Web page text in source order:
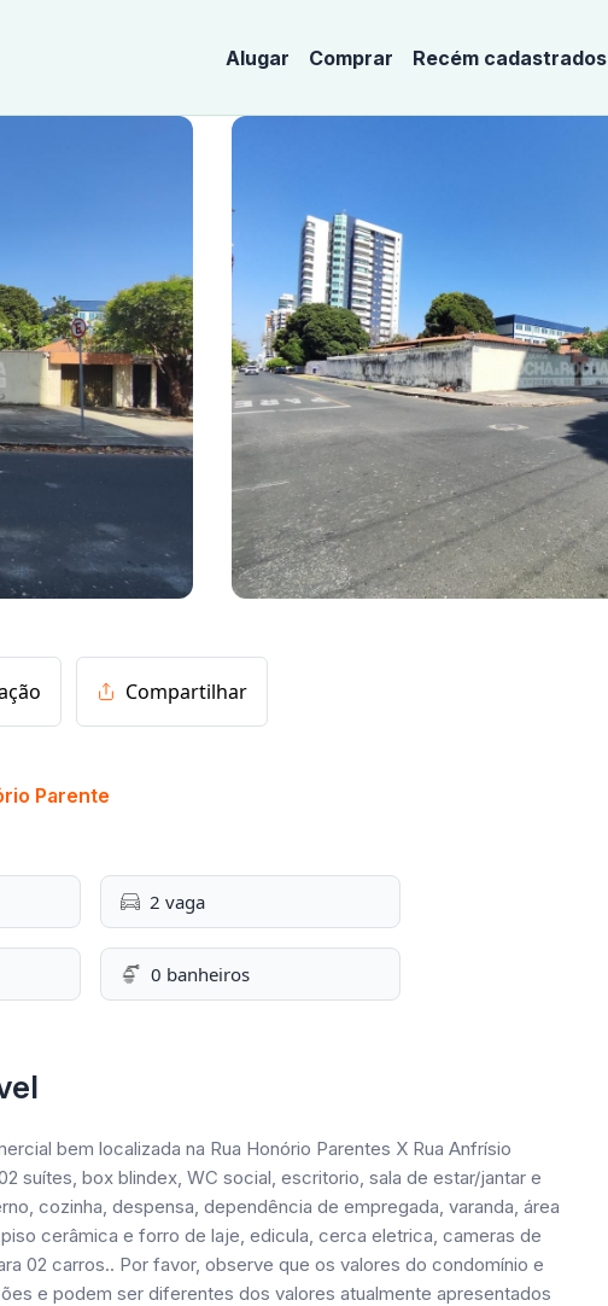
Alugar Comprar Recém cadastrados
Compartilhar
Parente
2 vaga
0 banheiros
bem localizada na Rua Honório Parentes X Rua Anfrísio
suítes, box blindex, WC social, escritorio, sala de estar/jantar e
cozinha, despensa, dependência de empregada, varanda, área
cerâmica e forro de laje, edicula, cerca eletrica, cameras de
02 carros.. Por favor, observe que os valores do condomínio e
e podem ser diferentes dos valores atualmente apresentados